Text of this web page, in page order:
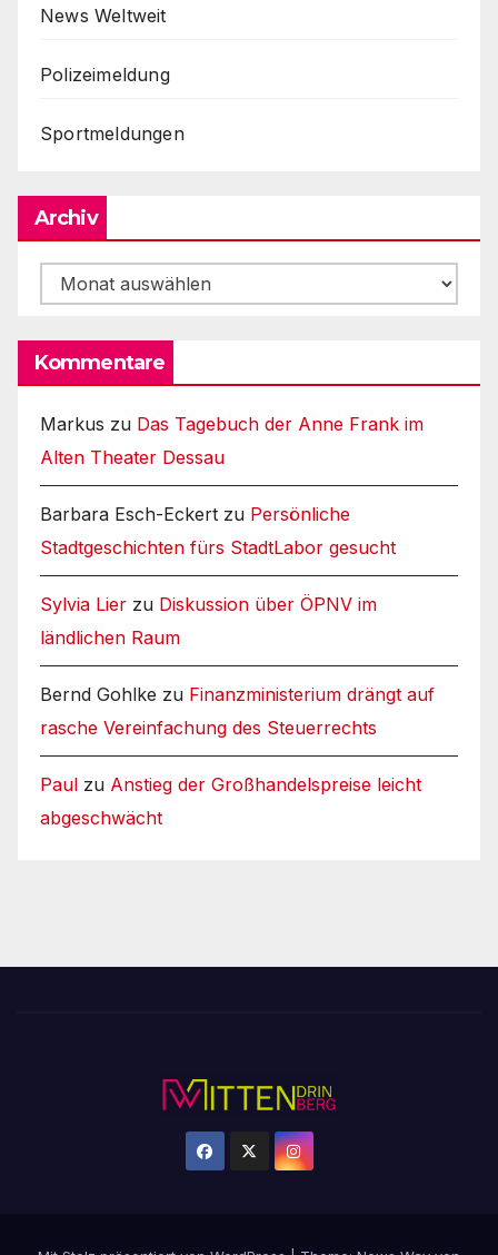
News Weltweit
Polizeimeldung
Sportmeldungen
Archiv
Archiv
Kommentare
Markus zu Das Tagebuch der Anne Frank im
Alten Theater Dessau
Barbara Esch-Eckert zu Persönliche
Stadtgeschichten fürs StadtLabor gesucht
Sylvia Lier zu Diskussion über ÖPNV im
ländlichen Raum
Bernd Gohlke zu Finanzministerium drängt auf
rasche Vereinfachung des Steuerrechts
Paul zu Anstieg der Großhandelspreise leicht
abgeschwächt